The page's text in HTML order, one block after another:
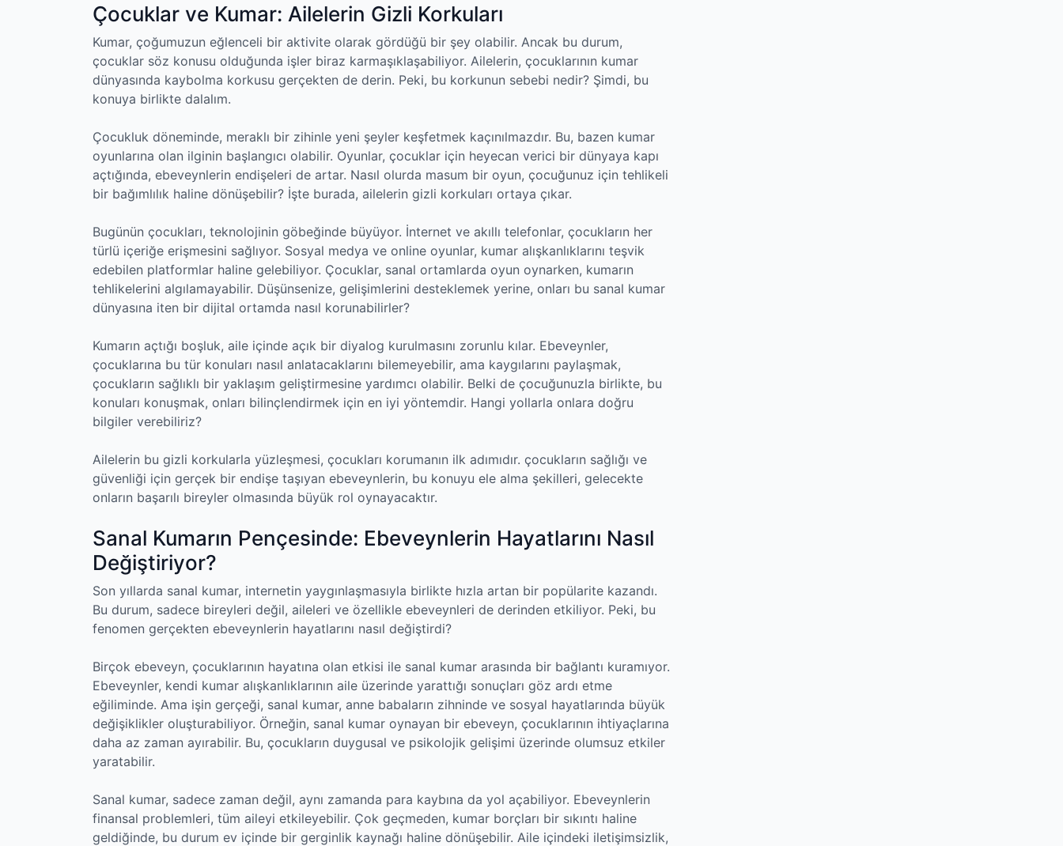
Çocuklar ve Kumar: Ailelerin Gizli Korkuları
Kumar, çoğumuzun eğlenceli bir aktivite olarak gördüğü bir şey olabilir. Ancak bu durum,
çocuklar söz konusu olduğunda işler biraz karmaşıklaşabiliyor. Ailelerin, çocuklarının kumar
dünyasında kaybolma korkusu gerçekten de derin. Peki, bu korkunun sebebi nedir? Şimdi, bu
konuya birlikte dalalım.
Çocukluk döneminde, meraklı bir zihinle yeni şeyler keşfetmek kaçınılmazdır. Bu, bazen kumar
oyunlarına olan ilginin başlangıcı olabilir. Oyunlar, çocuklar için heyecan verici bir dünyaya kapı
açtığında, ebeveynlerin endişeleri de artar. Nasıl olurda masum bir oyun, çocuğunuz için tehlikeli
bir bağımlılık haline dönüşebilir? İşte burada, ailelerin gizli korkuları ortaya çıkar.
Bugünün çocukları, teknolojinin göbeğinde büyüyor. İnternet ve akıllı telefonlar, çocukların her
türlü içeriğe erişmesini sağlıyor. Sosyal medya ve online oyunlar, kumar alışkanlıklarını teşvik
edebilen platformlar haline gelebiliyor. Çocuklar, sanal ortamlarda oyun oynarken, kumarın
tehlikelerini algılamayabilir. Düşünsenize, gelişimlerini desteklemek yerine, onları bu sanal kumar
dünyasına iten bir dijital ortamda nasıl korunabilirler?
Kumarın açtığı boşluk, aile içinde açık bir diyalog kurulmasını zorunlu kılar. Ebeveynler,
çocuklarına bu tür konuları nasıl anlatacaklarını bilemeyebilir, ama kaygılarını paylaşmak,
çocukların sağlıklı bir yaklaşım geliştirmesine yardımcı olabilir. Belki de çocuğunuzla birlikte, bu
konuları konuşmak, onları bilinçlendirmek için en iyi yöntemdir. Hangi yollarla onlara doğru
bilgiler verebiliriz?
Ailelerin bu gizli korkularla yüzleşmesi, çocukları korumanın ilk adımıdır. çocukların sağlığı ve
güvenliği için gerçek bir endişe taşıyan ebeveynlerin, bu konuyu ele alma şekilleri, gelecekte
onların başarılı bireyler olmasında büyük rol oynayacaktır.
Sanal Kumarın Pençesinde: Ebeveynlerin Hayatlarını Nasıl
Değiştiriyor?
Son yıllarda sanal kumar, internetin yaygınlaşmasıyla birlikte hızla artan bir popülarite kazandı.
Bu durum, sadece bireyleri değil, aileleri ve özellikle ebeveynleri de derinden etkiliyor. Peki, bu
fenomen gerçekten ebeveynlerin hayatlarını nasıl değiştirdi?
Birçok ebeveyn, çocuklarının hayatına olan etkisi ile sanal kumar arasında bir bağlantı kuramıyor.
Ebeveynler, kendi kumar alışkanlıklarının aile üzerinde yarattığı sonuçları göz ardı etme
eğiliminde. Ama işin gerçeği, sanal kumar, anne babaların zihninde ve sosyal hayatlarında büyük
değişiklikler oluşturabiliyor. Örneğin, sanal kumar oynayan bir ebeveyn, çocuklarının ihtiyaçlarına
daha az zaman ayırabilir. Bu, çocukların duygusal ve psikolojik gelişimi üzerinde olumsuz etkiler
yaratabilir.
Sanal kumar, sadece zaman değil, aynı zamanda para kaybına da yol açabiliyor. Ebeveynlerin
finansal problemleri, tüm aileyi etkileyebilir. Çok geçmeden, kumar borçları bir sıkıntı haline
geldiğinde, bu durum ev içinde bir gerginlik kaynağı haline dönüşebilir. Aile içindeki iletişimsizlik,